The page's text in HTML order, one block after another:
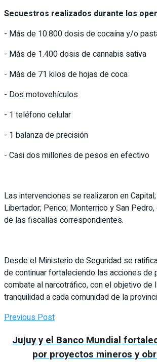
Secuestros realizados durante los
- Más de 10.800 dosis de cocaína y/o
- Más de 1.400 dosis de cannabis sativa
- Más de 71 kilos de hojas de coca
- Dos motovehículos
- 1 teléfono celular
- 1 balanza de precisión
- Casi dos millones de pesos en efectivo
Las intervenciones se realizaron en
Libertador; Perico; Monterrico y San
de las fiscalías correspondientes.
Desde el Ministerio de Seguridad se
de continuar fortaleciendo las acciones de
combate al narcotráfico, con el objetivo de
tranquilidad a cada comunidad de la
Previous Post
Jujuy y el Banco Mundial
por proyectos mineros y